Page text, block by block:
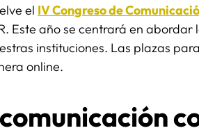
el IV Congreso de
Este año se centrará en
instituciones. Las plazas
online.